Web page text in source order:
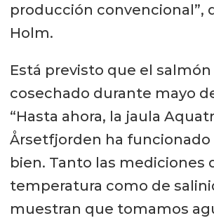
producción convencional”,
Holm.
Está previsto que el salmón
cosechado durante mayo
“Hasta ahora, la jaula
Årsetfjorden ha
bien. Tanto las mediciones
temperatura como de
muestran que tomamos